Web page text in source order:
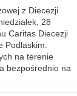
z Diecezji
28
Caritas Diecezji
Podlaskim.
na terenie
bezpośrednio na